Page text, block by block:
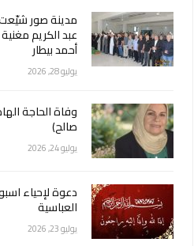
مدينة صور شيّعت
عبد الكريم
أحمد بيطار
يوليو 28, 2026
وفاة الحاجة
صالح)
يوليو 24, 2026
دعوة لإحياء
العباسية
يوليو 23, 2026